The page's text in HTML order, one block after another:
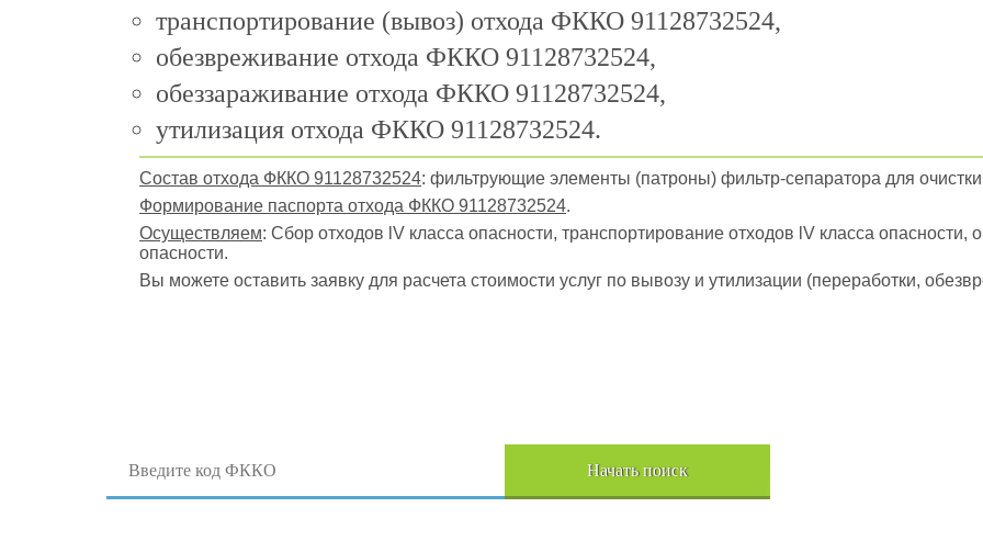
транспортирование (вывоз) отхода ФККО 91128732524,
обезвреживание отхода ФККО 91128732524,
обеззараживание отхода ФККО 91128732524,
утилизация отхода ФККО 91128732524.
Состав отхода ФККО 91128732524: фильтрующие элементы (патроны) фильтр-сепаратора для
Формирование паспорта отхода ФККО 91128732524.
Осуществляем: Сбор отходов lV класса опасности, транспортирование отходов lV класса опасности,
опасности.
Вы можете оставить заявку для расчета стоимости услуг по вывозу и утилизации (переработки,
Начать поиск